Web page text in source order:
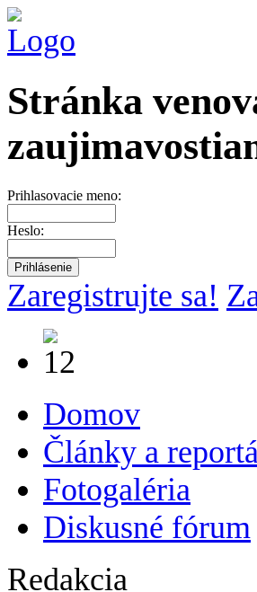
Stránka
Prihlasovacie meno:
Heslo:
Zaregistrujte sa!
Domov
Články a
Fotogaléria
Diskusné fórum
Redakcia